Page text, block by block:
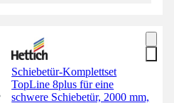
Schiebetür-Komplettset
TopLine 8plus für eine
schwere Schiebetür, 2000 mm,